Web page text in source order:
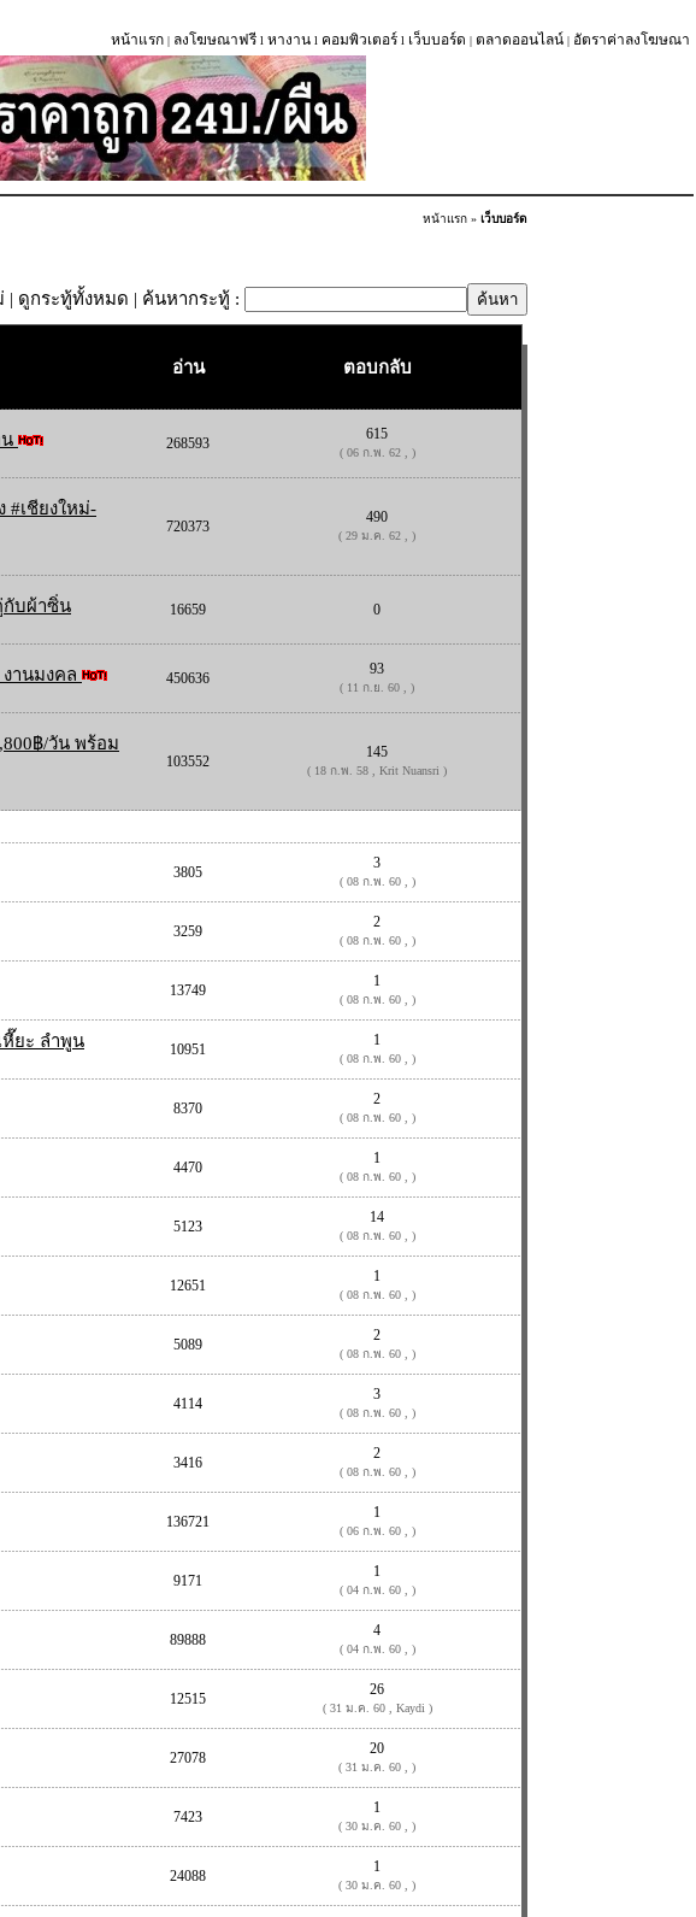
หน้าแรก | ลงโฆษณาฟรี l หางาน l คอมพิวเตอร์ l เว็บบอร์ด | ตลาดออนไลน์ | อัตราค่าลงโฆษณา
หน้าแรก » เว็บบอร์ด
| ดูกระทู้ทั้งหมด | ค้นหากระทู้ :
อ่าน ตอบกลับ
268593
615
( 06 ก.พ. 62 , )
#เชียงใหม่-
720373
490
( 29 ม.ค. 62 , )
กับผ้าซิ่น 16659 0
านมงคล 450636
93
( 11 ก.ย. 60 , )
฿/วัน พร้อม
103552
145
( 18 ก.พ. 58 , Krit Nuansri )
3805
3
( 08 ก.พ. 60 , )
3259
2
( 08 ก.พ. 60 , )
13749
1
( 08 ก.พ. 60 , )
ยะ ลำพูน 10951
1
( 08 ก.พ. 60 , )
8370
2
( 08 ก.พ. 60 , )
4470
1
( 08 ก.พ. 60 , )
5123
14
( 08 ก.พ. 60 , )
12651
1
( 08 ก.พ. 60 , )
5089
2
( 08 ก.พ. 60 , )
4114
3
( 08 ก.พ. 60 , )
3416
2
( 08 ก.พ. 60 , )
136721
1
( 06 ก.พ. 60 , )
9171
1
( 04 ก.พ. 60 , )
89888
4
( 04 ก.พ. 60 , )
12515
26
( 31 ม.ค. 60 , Kaydi )
27078
20
( 31 ม.ค. 60 , )
7423
1
( 30 ม.ค. 60 , )
24088
1
( 30 ม.ค. 60 , )